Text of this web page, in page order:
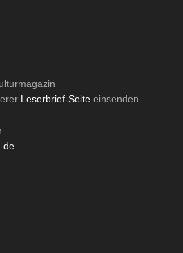
Leserbrief-Seite einsenden.